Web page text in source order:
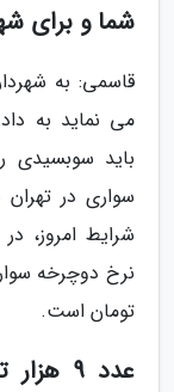
شما و برای
قاسمی: به
می نماید به
باید سوبسیدی
شرایط امروز،
تومان است.
عدد